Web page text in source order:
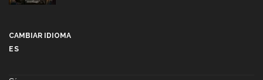
CAMBIAR IDIOMA
ES